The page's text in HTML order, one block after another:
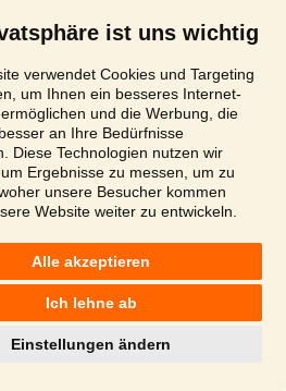
ist uns wichtig
verwendet Cookies und Targeting
um Ihnen ein besseres Internet-
und die Werbung, die
an Ihre Bedürfnisse
Diese Technologien nutzen wir
Ergebnisse zu messen, um zu
unsere Besucher kommen
Website weiter zu entwickeln.
Alle akzeptieren
Ich lehne ab
Einstellungen ändern